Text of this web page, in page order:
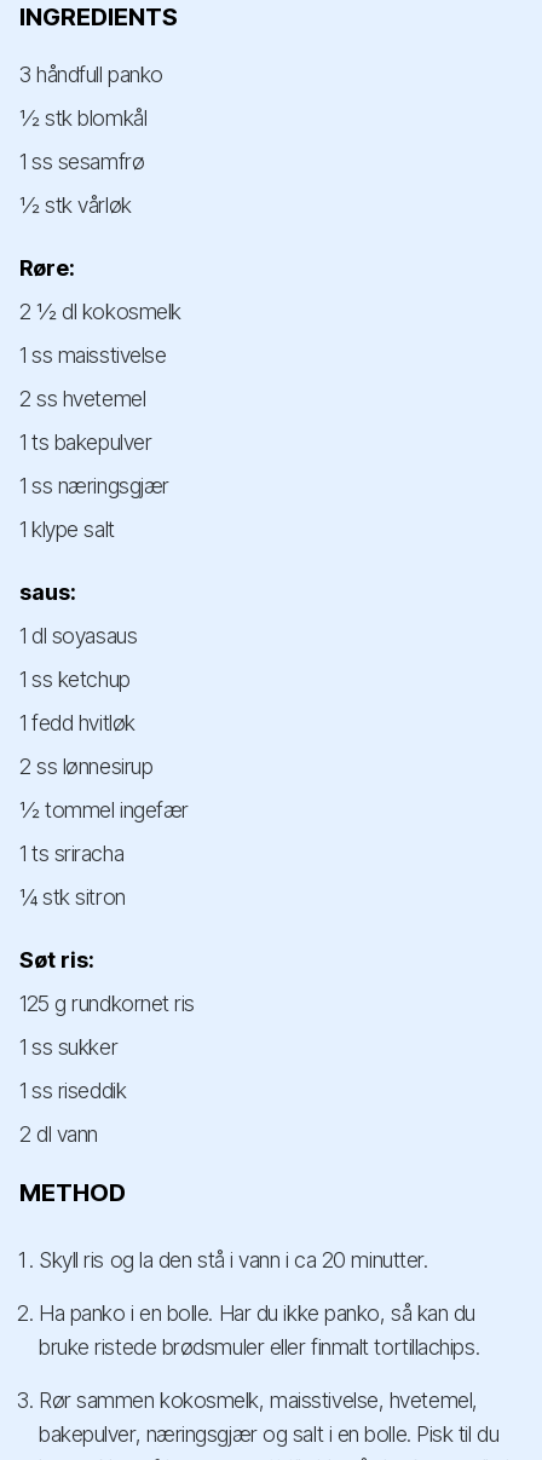
INGREDIENTS
3 håndfull panko
½ stk blomkål
1 ss sesamfrø
½ stk vårløk
Røre:
2 ½ dl kokosmelk
1 ss maisstivelse
2 ss hvetemel
1 ts bakepulver
1 ss næringsgjær
1 klype salt
saus:
1 dl soyasaus
1 ss ketchup
1 fedd hvitløk
2 ss lønnesirup
½ tommel ingefær
1 ts sriracha
¼ stk sitron
Søt ris:
125 g rundkornet ris
1 ss sukker
1 ss riseddik
2 dl vann
METHOD
Skyll ris og la den stå i vann i ca 20 minutter.
Ha panko i en bolle. Har du ikke panko, så kan du
bruke ristede brødsmuler eller finmalt tortillachips.
Rør sammen kokosmelk, maisstivelse, hvetemel,
bakepulver, næringsgjær og salt i en bolle. Pisk til du